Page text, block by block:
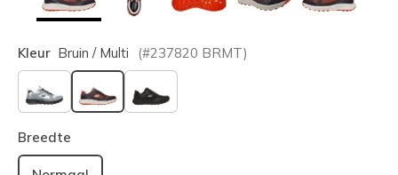
Kleur Bruin / Multi (#237820 BRMT)
geselecteerd
Breedte